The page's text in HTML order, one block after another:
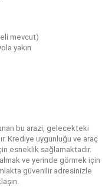
mevcut)
yakın
bu arazi, gelecekteki
Krediye uygunluğu ve araç
esneklik sağlamaktadır.
ve yerinde görmek için
güvenilir adresinizle